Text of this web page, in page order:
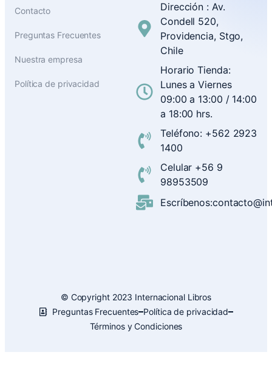
Contacto
Preguntas Frecuentes
Nuestra empresa
Política de privacidad
Dirección : Av.
Condell 520,
Providencia, Stgo,
Chile
Horario Tienda:
Lunes a Viernes
09:00 a 13:00 / 14:00
a 18:00 hrs.
Teléfono: +562 2923
1400
Celular +56 9
98953509
© Copyright 2023 Internacional Libros
Preguntas Frecuentes Política de privacidad
Términos y Condiciones